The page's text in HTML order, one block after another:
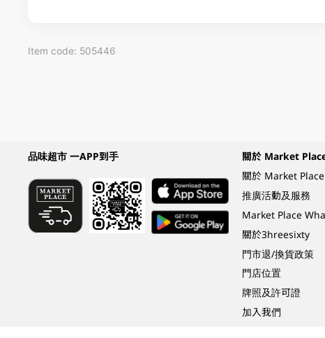
Item code: 505446
品味超市 一APP到手
關於 Market
關於 Market Place
推廣活動及服務
Market Place
關於3hreesixty
門市退/換貨政策
門店位置
牌照及許可證
加入我們